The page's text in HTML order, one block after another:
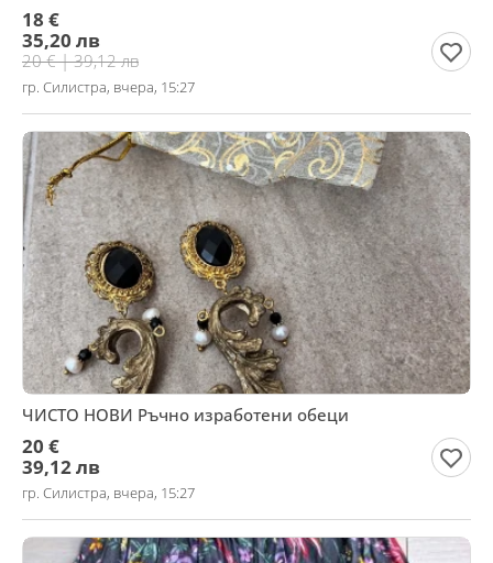
18 €
35,20 лв
20 € | 39,12 лв
гр. Силистра, вчера, 15:27
ЧИСТО НОВИ Ръчно изработени обеци
20 €
39,12 лв
гр. Силистра, вчера, 15:27